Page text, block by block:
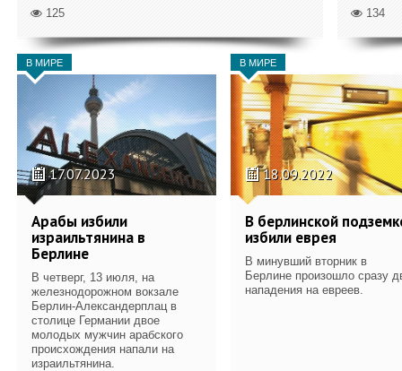
125 134
В МИРЕ
17.07.2023
Арабы избили
израильтянина в
Берлине
В четверг, 13 июля, на
железнодорожном вокзале
Берлин-Александерплац в
столице Германии двое
молодых мужчин арабского
происхождения напали на
израильтянина.
В МИРЕ
18.09.2022
В берлинской
избили еврея
В минувший вторник в
Берлине произошло сразу
нападения на евреев.